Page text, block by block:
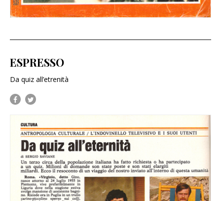
ESPRESSO
Da quiz all’etrenità